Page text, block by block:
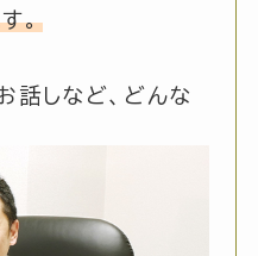
。
話しなど、どんな